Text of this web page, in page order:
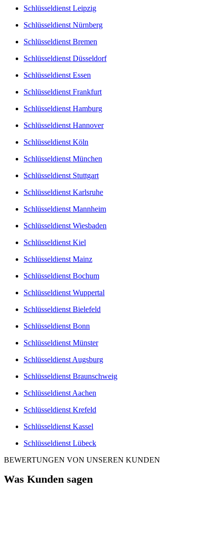
Schlüsseldienst Leipzig
Schlüsseldienst Nürnberg
Schlüsseldienst Bremen
Schlüsseldienst Düsseldorf
Schlüsseldienst Essen
Schlüsseldienst Frankfurt
Schlüsseldienst Hamburg
Schlüsseldienst Hannover
Schlüsseldienst Köln
Schlüsseldienst München
Schlüsseldienst Stuttgart
Schlüsseldienst Karlsruhe
Schlüsseldienst Mannheim
Schlüsseldienst Wiesbaden
Schlüsseldienst Kiel
Schlüsseldienst Mainz
Schlüsseldienst Bochum
Schlüsseldienst Wuppertal
Schlüsseldienst Bielefeld
Schlüsseldienst Bonn
Schlüsseldienst Münster
Schlüsseldienst Augsburg
Schlüsseldienst Braunschweig
Schlüsseldienst Aachen
Schlüsseldienst Krefeld
Schlüsseldienst Kassel
Schlüsseldienst Lübeck
BEWERTUNGEN VON UNSEREN KUNDEN
Was Kunden sagen